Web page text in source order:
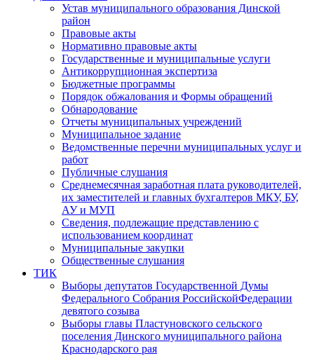
Устав муниципального образования Динской
район
Правовые акты
Нормативно правовые акты
Государственные и муниципальные услуги
Антикоррупционная экспертиза
Бюджетные программы
Порядок обжалования и Формы обращений
Обнародование
Отчеты муниципальных учреждений
Муниципальное задание
Ведомственные перечни муниципальных услуг и
работ
Публичные слушания
Среднемесячная заработная плата руководителей,
их заместителей и главных бухгалтеров МКУ, БУ,
АУ и МУП
Сведения, подлежащие представлению с
использованием координат
Муниципальные закупки
Общественные слушания
ТИК
Выборы депутатов Государственной Думы
Федерального Собрания РоссийскойФедерации
девятого созыва
Выборы главы Пластуновского сельского
поселения Динского муниципального района
Краснодарского рая